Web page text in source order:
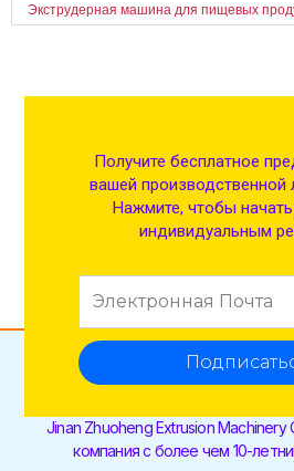
Экструдерная машина для пищевых
Получите бесплатное
вашей производственной
Нажмите, чтобы
индивидуальным
Jinan Zhuoheng Extrusion Machinery
компания с более чем 10-